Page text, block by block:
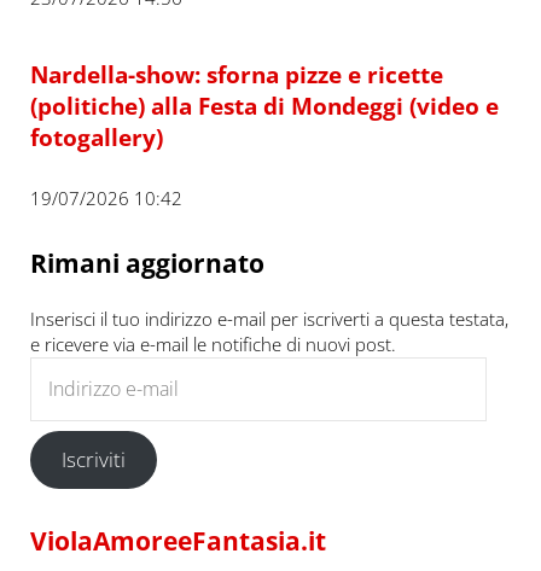
Nardella-show: sforna pizze e ricette
(politiche) alla Festa di Mondeggi (video e
fotogallery)
19/07/2026 10:42
Rimani aggiornato
Inserisci il tuo indirizzo e-mail per iscriverti a questa testata,
e ricevere via e-mail le notifiche di nuovi post.
Iscriviti
ViolaAmoreeFantasia.it